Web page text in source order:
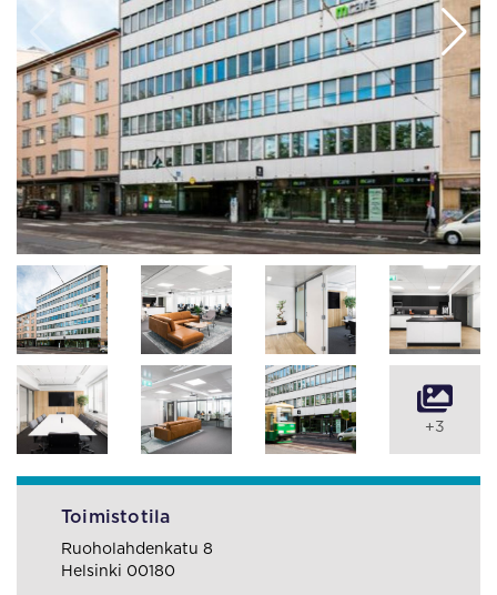
+3
Toimistotila
Ruoholahdenkatu 8
Helsinki 00180